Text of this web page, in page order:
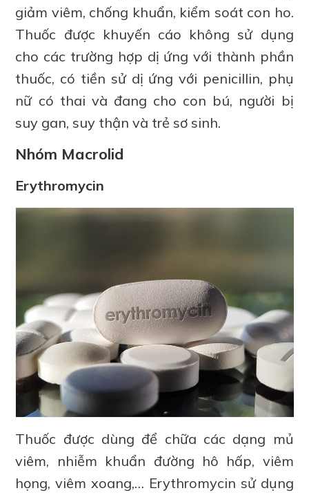
giảm viêm, chống khuẩn, kiểm soát con ho.
Thuốc được khuyến cáo không sử dụng
cho các trường hợp dị ứng với thành phần
thuốc, có tiền sử dị ứng với penicillin, phụ
nữ có thai và đang cho con bú, người bị
suy gan, suy thận và trẻ sơ sinh.
Nhóm Macrolid
Erythromycin
Thuốc được dùng để chữa các dạng mủ
viêm, nhiễm khuẩn đường hô hấp, viêm
họng, viêm xoang,… Erythromycin sử dụng